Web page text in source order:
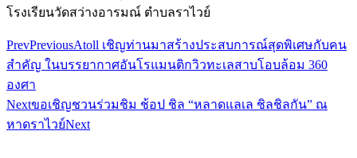
โรงเรียนวัดสว่างอารมณ์ ตำบลราไวย์
PrevPreviousAtoll เชิญท่านมาสร้างประสบการณ์สุดพิเศษกับคน
สำคัญ ในบรรยากาศอันโรแมนติกวิวทะเลสาบโอบล้อม 360
องศา
Nextขอเชิญชวนร่วมชิม ช้อป ชิล “หลาดแลเล ชิลชิลกัน” ณ
หาดราไวย์Next